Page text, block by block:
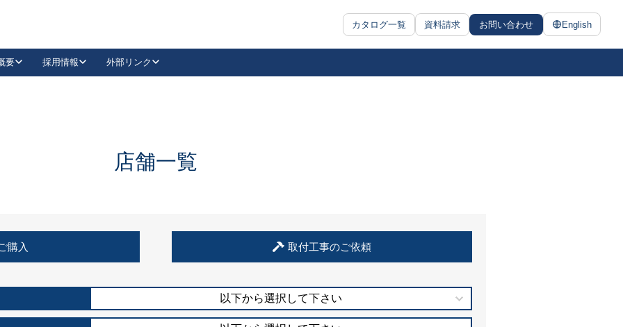
カタログ一覧 資料請求 お問い合わせ English
抗ウイルス・抗菌製品
要 採用情報 外部リンク
LinkedIn
住宅使用部材標準化推進協議会
店舗一覧
購入 取付工事のご依頼
以下から選択して下さい